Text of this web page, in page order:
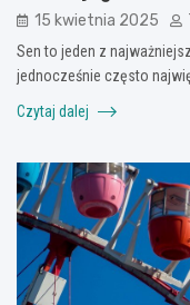
15 kwietnia 2025
Sen to jeden z
jednocześnie często
Czytaj dalej